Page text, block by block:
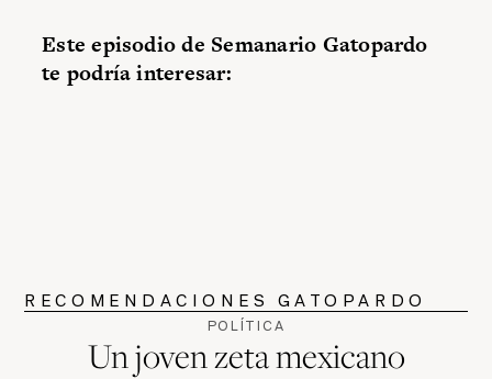
Este episodio de Semanario Gatopardo
te podría interesar:
RECOMENDACIONES GATOPARDO
POLÍTICA
Un joven zeta mexicano